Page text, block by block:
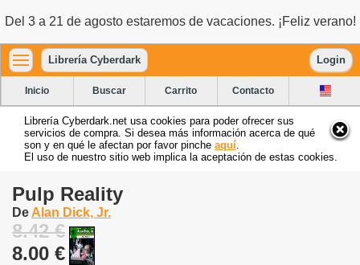
Del 3 a 21 de agosto estaremos de vacaciones. ¡Feliz verano!
Librería Cyberdark Login
Inicio Buscar Carrito Contacto
Librería Cyberdark.net usa cookies para poder ofrecer sus
servicios de compra. Si desea más información acerca de qué
son y en qué le afectan por favor pinche aquí
El uso de nuestro sitio web implica la aceptación de estas cookies.
Pulp Reality
De Alan Dick, Jr.
8.42 €
8.00 €